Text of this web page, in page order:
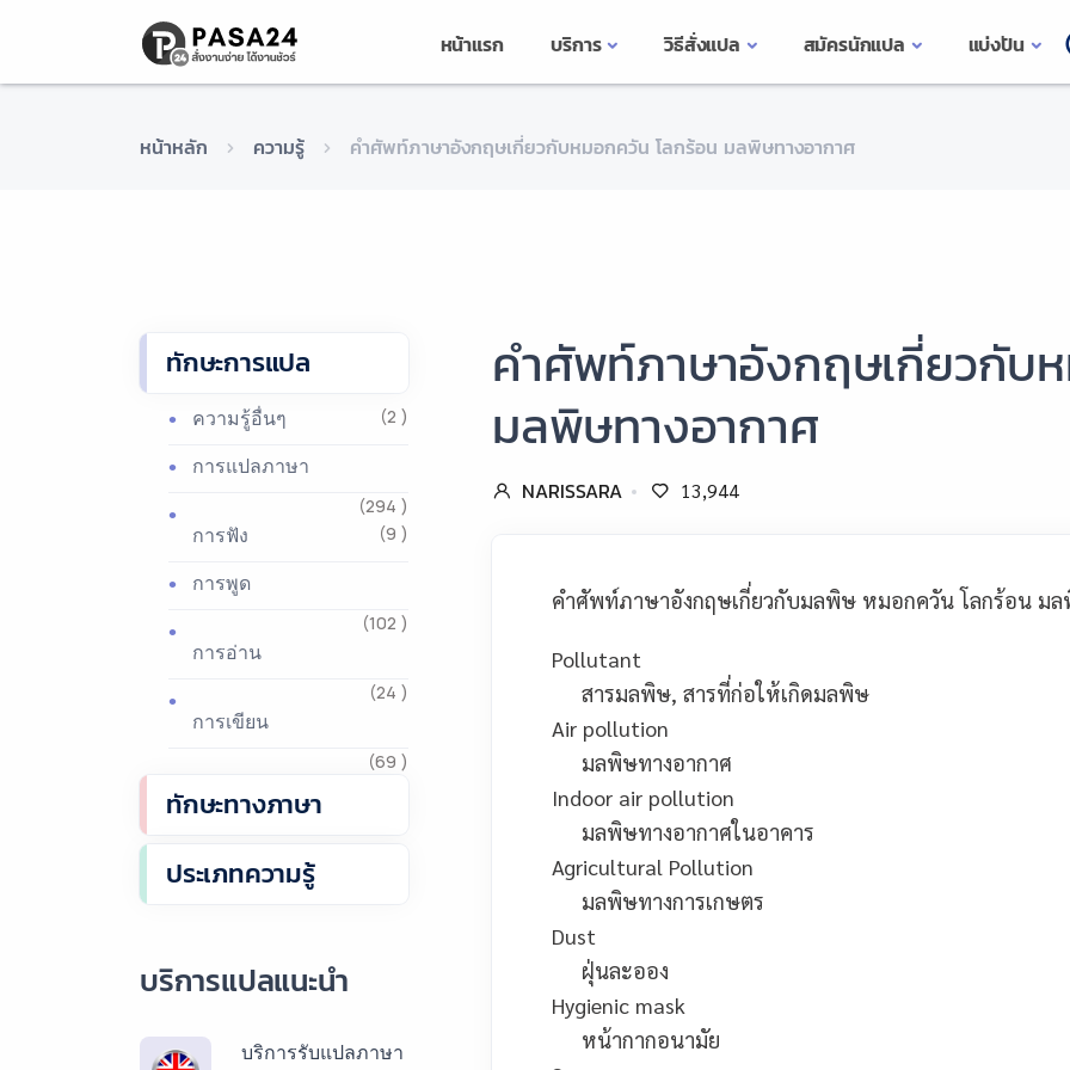
หน้าแรก บริการ วิธีสั่งแปล สมัครนักแปล แบ่งปัน
หน้าหลัก ความรู้ คำศัพท์ภาษาอังกฤษเกี่ยวกับหมอกควัน โลกร้อน มลพิษทางอากาศ
คำศัพท์ภาษาอังกฤษเกี่ยวกับ
มลพิษทางอากาศ
NARISSARA 13,944
คำศัพท์ภาษาอังกฤษเกี่ยวกับมลพิษ หมอกควัน โลกร้อน มล
Pollutant
สารมลพิษ, สารที่ก่อให้เกิดมลพิษ
Air pollution
มลพิษทางอากาศ
Indoor air pollution
มลพิษทางอากาศในอาคาร
Agricultural Pollution
มลพิษทางการเกษตร
Dust
ฝุ่นละออง
Hygienic mask
หน้ากากอนามัย
ทักษะการแปล
ความรู้อื่นๆ (2 )
การแปลภาษา
(294 )
การฟัง (9 )
การพูด
(102 )
การอ่าน
(24 )
การเขียน
(69 )
ทักษะทางภาษา
ประเภทความรู้
บริการแปลแนะนำ
บริการรับแปลภาษา